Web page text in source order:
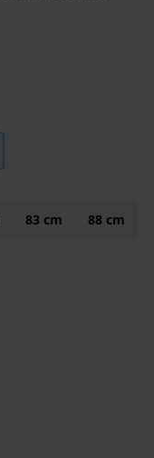
83 cm 88 cm